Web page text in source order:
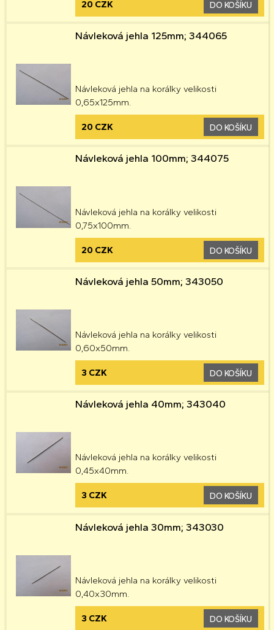
20 CZK DO KOŠÍKU
Návleková jehla 125mm; 344065
Návleková jehla na korálky velikosti
0,65x125mm.
20 CZK DO KOŠÍKU
Návleková jehla 100mm; 344075
Návleková jehla na korálky velikosti
0,75x100mm.
20 CZK DO KOŠÍKU
Návleková jehla 50mm; 343050
Návleková jehla na korálky velikosti
0,60x50mm.
3 CZK DO KOŠÍKU
Návleková jehla 40mm; 343040
Návleková jehla na korálky velikosti
0,45x40mm.
3 CZK DO KOŠÍKU
Návleková jehla 30mm; 343030
Návleková jehla na korálky velikosti
0,40x30mm.
3 CZK DO KOŠÍKU